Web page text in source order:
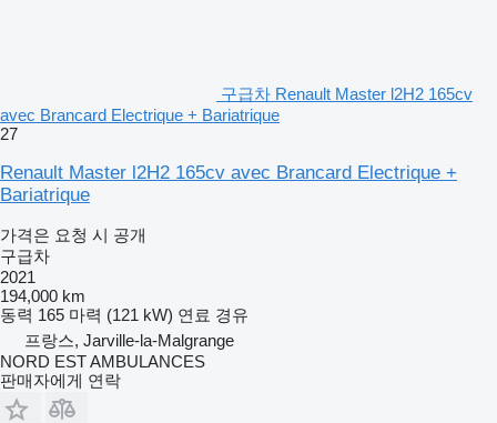
구급차 Renault Master l2H2 165cv
avec Brancard Electrique + Bariatrique
27
Renault Master l2H2 165cv avec Brancard Electrique +
Bariatrique
가격은 요청 시 공개
구급차
2021
194,000 km
동력 165 마력 (121 kW) 연료 경유
프랑스, Jarville-la-Malgrange
NORD EST AMBULANCES
판매자에게 연락